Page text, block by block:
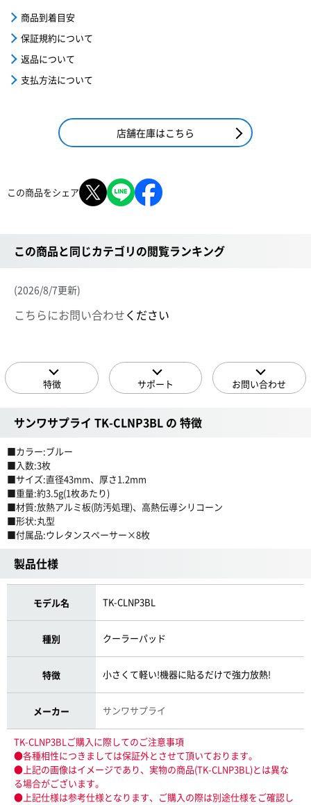
商品到着目安
保証規約について
返品について
支払方法について
店舗在庫はこちら
この商品をシェア
この商品と同じカテゴリの閲覧ランキング
(2026/8/7更新)
こちらにお問い合わせください
特徴 サポート お問い合わせ
サンワサプライ TK-CLNP3BL の 特徴
■カラー:ブルー
■入数:3枚
■サイズ:直径43mm、厚さ1.2mm
■重量:約3.5g(1枚あたり)
■材質:放熱アルミ板(防汚処理)、高熱伝導シリコーン
■形状:丸型
■付属品:ウレタンスペーサー×8枚
製品仕様
モデル名 TK-CLNP3BL
種別 クーラーパッド
特徴 小さくて軽い!機器に貼るだけで強力放熱!
メーカー サンワサプライ
TK-CLNP3BLご購入に際してのご注意事項
●各種相性につきましては保証外とさせて頂いております。
●上記の画像はイメージであり、実物の商品(TK-CLNP3BL)とは異な
る場合がございます。
●上記仕様は参考仕様となります、ご購入の際は別途仕様をご確認し